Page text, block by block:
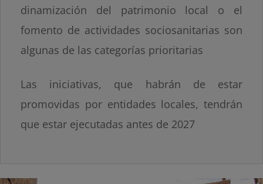
dinamización del patrimonio local o el
fomento de actividades sociosanitarias son
algunas de las categorías prioritarias
Las iniciativas, que habrán de estar
promovidas por entidades locales, tendrán
que estar ejecutadas antes de 2027